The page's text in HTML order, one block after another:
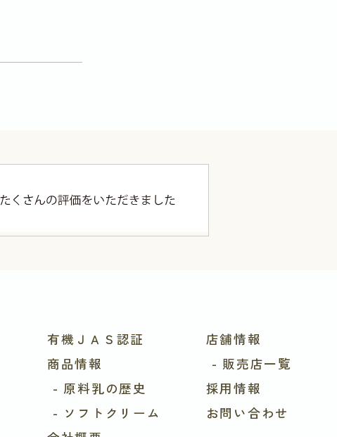
有機ＪＡＳ認証
商品情報
- 原料乳の歴史
- ソフトクリーム
店舗情報
- 販売店一覧
採用情報
お問い合わせ